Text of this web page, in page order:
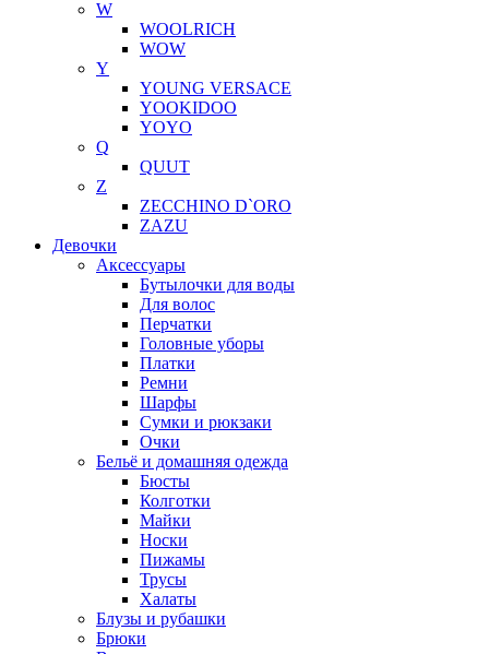
W
WOOLRICH
WOW
Y
YOUNG VERSACE
YOOKIDOO
YOYO
Q
QUUT
Z
ZECCHINO D`ORO
ZAZU
Девочки
Аксессуары
Бутылочки для воды
Для волос
Перчатки
Головные уборы
Платки
Ремни
Шарфы
Сумки и рюкзаки
Очки
Бельё и домашняя одежда
Бюсты
Колготки
Майки
Носки
Пижамы
Трусы
Халаты
Блузы и рубашки
Брюки